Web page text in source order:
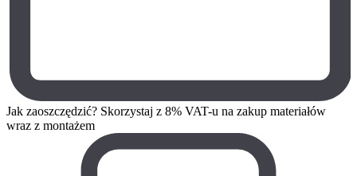
Jak zaoszczędzić? Skorzystaj z 8% VAT-u na zakup materiałów
wraz z montażem